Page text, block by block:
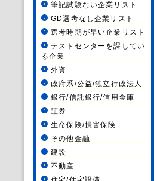
筆記試験ない企業リスト
GD選考なし企業リスト
選考時期が早い企業リスト
テストセンターを課してい
る企業
外資
政府系/公益/独立行政法人
銀行/信託銀行/信用金庫
証券
生命保険/損害保険
その他金融
建設
不動産